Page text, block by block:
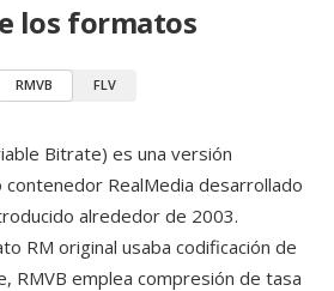
los formatos
RMVB FLV
Bitrate) es una versión
RealMedia desarrollado
alrededor de 2003.
RM original usaba codificación de
RMVB emplea compresión de tasa